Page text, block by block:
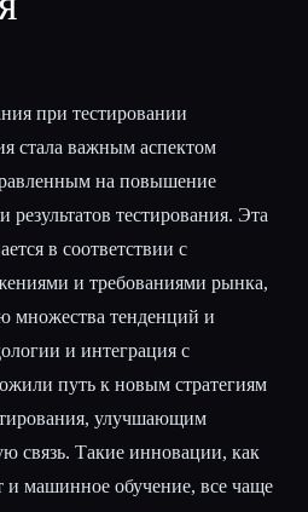
при тестировании
стала важным аспектом
на повышение
тестирования. Эта
в соответствии с
и требованиями рынка,
множества тенденций и
и интеграция с
путь к новым стратегиям
улучшающим
связь. Такие инновации, как
и машинное обучение, все чаще